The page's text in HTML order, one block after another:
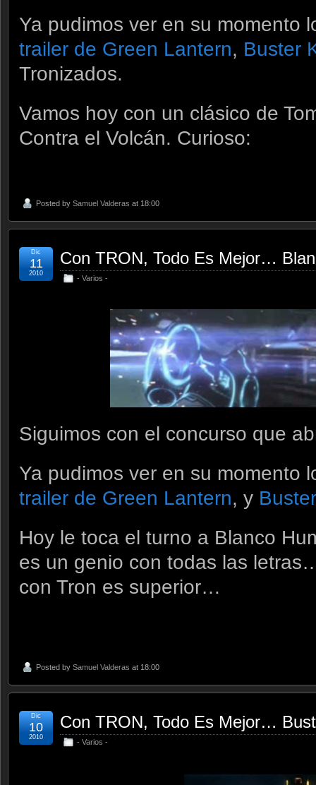
Ya pudimos ver en su momento
trailer de Green Lantern, Buster
Tronizados.
Vamos hoy con un clásico de
Contra el Volcán. Curioso:
Posted by Samuel Valderas at 18:00
Con TRON, Todo Es Mejor…
- Varios -
Dic
11
2010
Siguimos con el concurso que
Ya pudimos ver en su momento
trailer de Green Lantern, y
Hoy le toca el turno a Blanco
es un genio con todas las
con Tron es superior…
Posted by Samuel Valderas at 18:00
Con TRON, Todo Es Mejor…
- Varios -
Dic
10
2010